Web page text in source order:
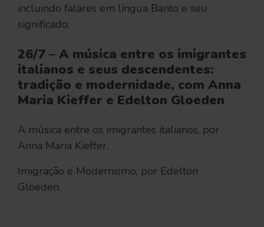
incluindo falares em língua Banto e seu
significado.
26/7 – A música entre os imigrantes
italianos e seus descendentes:
tradição e modernidade, com Anna
Maria Kieffer e Edelton Gloeden
A música entre os imigrantes italianos, por
Anna Maria Kieffer.
Imigração e Modernismo, por Edelton
Gloeden.